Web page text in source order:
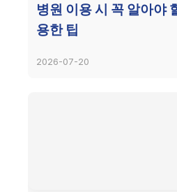
병원 이용 시 꼭 알아야
용한 팁
2026-07-20